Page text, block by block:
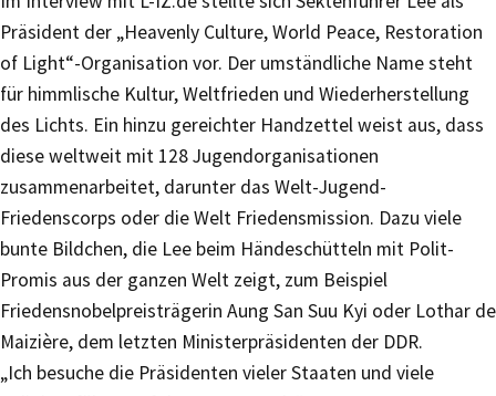
Präsident der „Heavenly Culture, World Peace, Restoration
of Light“-Organisation vor. Der umständliche Name steht
für himmlische Kultur, Weltfrieden und Wiederherstellung
des Lichts. Ein hinzu gereichter Handzettel weist aus, dass
diese weltweit mit 128 Jugendorganisationen
zusammenarbeitet, darunter das Welt-Jugend-
Friedenscorps oder die Welt Friedensmission. Dazu viele
bunte Bildchen, die Lee beim Händeschütteln mit Polit-
Promis aus der ganzen Welt zeigt, zum Beispiel
Friedensnobelpreisträgerin Aung San Suu Kyi oder Lothar de
Maizière, dem letzten Ministerpräsidenten der DDR.
„Ich besuche die Präsidenten vieler Staaten und viele